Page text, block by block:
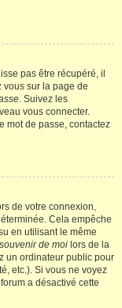
pas être récupéré, il
vous sur la page de
. Suivez les
vous connecter.
mot de passe, contactez
de votre connexion,
Cela empêche
en utilisant le même
de moi lors de la
un ordinateur public pour
etc.). Si vous ne voyez
a désactivé cette